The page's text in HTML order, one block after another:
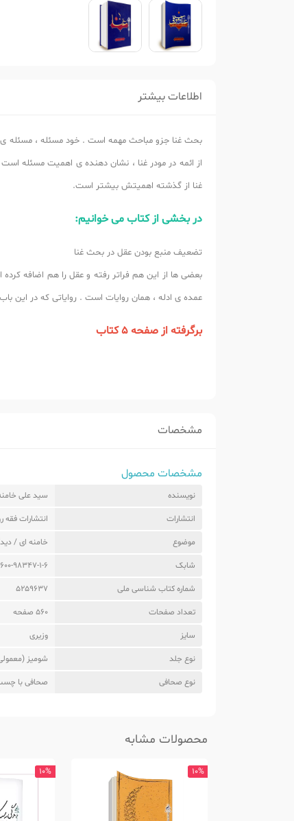
اطلاعات بیشتر
بحث غنا جزو مباحث مهمه است . خود مسئله ، مسئله ی
از ائمه در مودر غنا ، نشان دهنده ی اهمیت مسئله است .
غنا از گذشته اهمیتش بیشتر است.
در بخشی از کتاب می خوانیم:
تضعیف منبع بودن عقل در بحث غنا
بعضی ها از این هم فراتر رفته و عقل را هم اضافه
عمده ی ادله ، همان روایات است . روایاتی که در این
برگرفته از صفحه 5 کتاب
مشخصات
مشخصات محصول
نویسنده سید علی
انتشارات انتشارات فقه
موضوع خامنه ای /
شابک 98347-1-6
شماره کتاب شناسی ملی 5259637
تعداد صفحات 560 صفحه
سایز وزیری
نوع جلد شومیز
نوع صحافی صحافی با
محصولات مشابه
10%
10%